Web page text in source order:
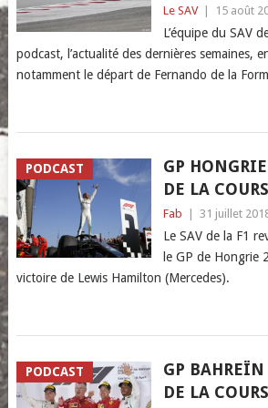
Le SAV 15 août
L’équipe du SAV
podcast, l’actualité des dernières semaines,
notamment le départ de Fernando de la
PODCAST
GP
DE LA
Fab 31 juillet
Le SAV de la F1
le GP de Hongrie
victoire de Lewis Hamilton (Mercedes).
PODCAST
GP BAHREÏN
DE LA